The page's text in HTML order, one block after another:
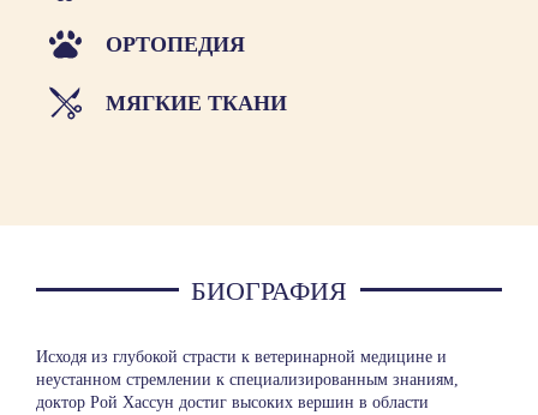
ОРТОПЕДИЯ
МЯГКИЕ ТКАНИ
БИОГРАФИЯ
Исходя из глубокой страсти к ветеринарной медицине и
неустанном стремлении к специализированным знаниям,
доктор Рой Хассун достиг высоких вершин в области